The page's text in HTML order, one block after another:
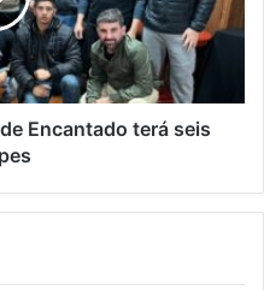
Encantado terá seis